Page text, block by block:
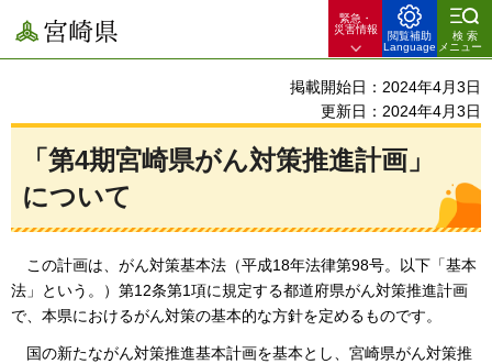
宮崎県
緊急・
災害情報
閲覧補助
Language
検索
メニュー
掲載開始日：2024年4月3日
更新日：2024年4月3日
「第4期宮崎県がん対策推進計画」
について
こ の計画は、がん対策基本法（平成18年法律第98号。以下「基本
法」という。）第12条第1項に規定する都道府県がん対策推進計画
で、本県におけるがん対策の基本的な方針を定めるものです。
国の新たながん対策推進基本計画を基本とし、宮崎県がん対策推